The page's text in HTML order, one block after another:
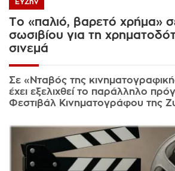
ΕΥΖην
Το «παλιό, βαρετό χρήμα»
σωσιβίου για τη
σινεμά
Σε «Νταβός της
έχει εξελιχθεί το παράλληλο
Φεστιβάλ Κινηματογράφου της